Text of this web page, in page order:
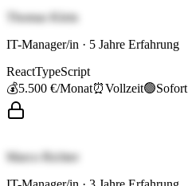
Thomas Klein
IT-Manager/in · 5 Jahre Erfahrung
ReactTypeScript
💰5.500 €/Monat⏰Vollzeit🟢Sofort
Marco Richter